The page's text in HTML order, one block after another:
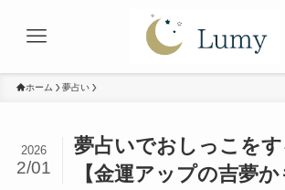
ホーム 夢占い
夢占いでおしっこを
【金運アップの吉夢か
2026
2/01